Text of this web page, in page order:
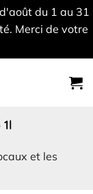
du 1 au 31
Merci de votre
et les